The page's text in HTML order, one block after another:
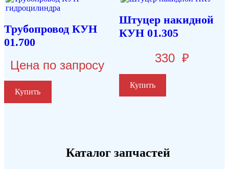
Трубопровод КУН
01.700
Цена по запросу
Купить
Штуцер накидной
КУН 01.305
330 ₽
Купить
Каталог запчастей